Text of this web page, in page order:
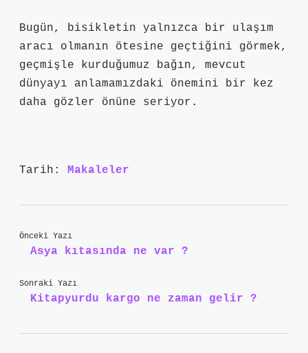
Bugün, bisikletin yalnızca bir ulaşım
aracı olmanın ötesine geçtiğini görmek,
geçmişle kurduğumuz bağın, mevcut
dünyayı anlamamızdaki önemini bir kez
daha gözler önüne seriyor.
Tarih: Makaleler
Önceki Yazı
Asya kıtasında ne var ?
Sonraki Yazı
Kitapyurdu kargo ne zaman gelir ?